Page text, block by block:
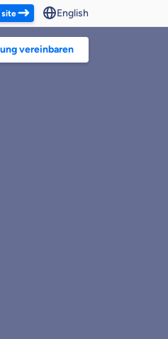
site English
vereinbaren